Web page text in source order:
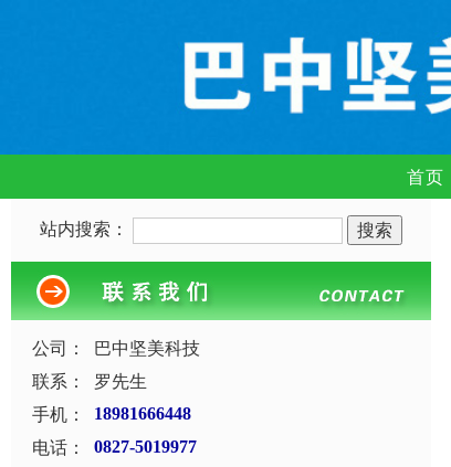
首页
站内搜索：
公司：
巴中坚美科技
联系：
罗先生
手机：
18981666448
电话： 0827-5019977